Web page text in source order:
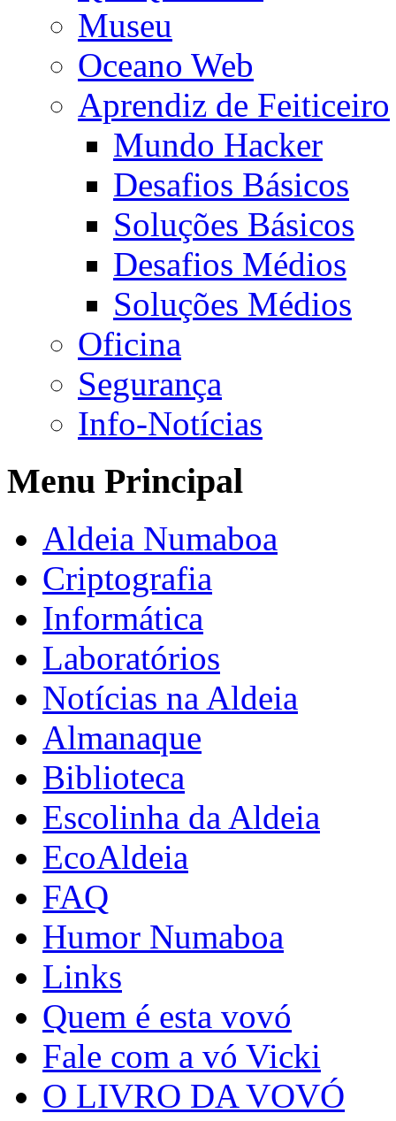
Museu
Oceano Web
Aprendiz de Feiticeiro
Mundo Hacker
Desafios Básicos
Soluções Básicos
Desafios Médios
Soluções Médios
Oficina
Segurança
Info-Notícias
Menu Principal
Aldeia Numaboa
Criptografia
Informática
Laboratórios
Notícias na Aldeia
Almanaque
Biblioteca
Escolinha da Aldeia
EcoAldeia
FAQ
Humor Numaboa
Links
Quem é esta vovó
Fale com a vó Vicki
O LIVRO DA VOVÓ